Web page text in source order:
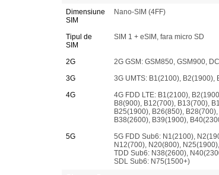
Dimensiune
SIM
Nano-SIM (4FF)
Tipul de
SIM
SIM 1 + eSIM, fara micro SD
2G
2G GSM: GSM850, GSM900,
3G
3G UMTS: B1(2100), B2(1900),
4G
4G FDD LTE: B1(2100),
B8(900), B12(700), B13(700),
B25(1900), B26(850),
B38(2600), B39(1900),
5G
5G FDD Sub6: N1(2100),
N12(700), N20(800),
TDD Sub6: N38(2600),
SDL Sub6: N75(1500+)